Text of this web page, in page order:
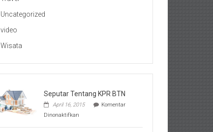
Uncategorized
video
Wisata
Seputar Tentang KPR BTN
April 16, 2015
Komentar
Dinonaktifkan
Tentang